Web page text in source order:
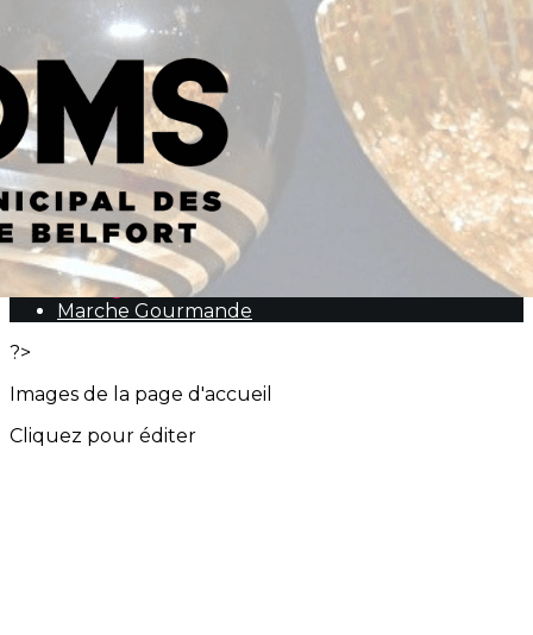
Exporter les lignes sélectionnées
Exporter toutes les colonnes
Exporter uniquement les colonnes affichées
Menu
>
Graines de Champions
Soirée des Trophées 2025
Soirée des Partenaires
Soirée des Bénévoles
Ménage ta ville
Marche Gourmande
?>
Images de la page d'accueil
Cliquez pour éditer